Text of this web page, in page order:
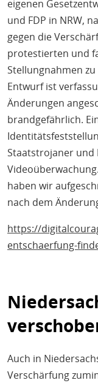
eigenen
und FDP in NRW,
gegen die
protestierten und
Stellungnahmen
Entwurf ist
Änderungen
brandgefährlich.
Staatstrojaner
haben wir
nach dem
https://
entschaerfung-
Auch in
Verschärfung